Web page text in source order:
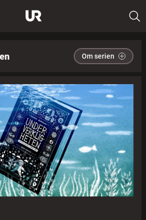
Om serien